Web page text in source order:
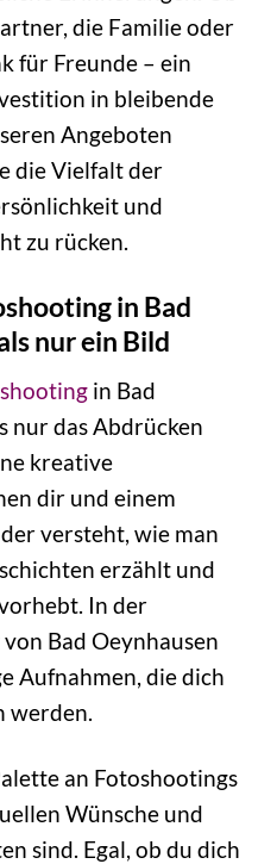
die Familie oder
für Freunde – ein
in bleibende
Angeboten
die Vielfalt der
und
zu rücken.
in Bad
nur ein Bild
in Bad
nur das Abdrücken
kreative
dir und einem
versteht, wie man
erzählt und
In der
Bad Oeynhausen
Aufnahmen, die dich
werden.
an Fotoshootings
Wünsche und
sind. Egal, ob du dich